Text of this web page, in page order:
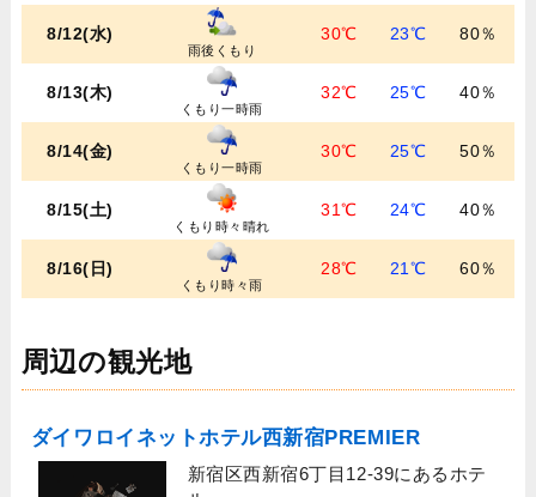
8/12(水)
雨後くもり
30℃ 23℃ 80％
8/13(木)
くもり一時雨
32℃ 25℃ 40％
8/14(金)
くもり一時雨
30℃ 25℃ 50％
8/15(土)
くもり時々晴れ
31℃ 24℃ 40％
8/16(日)
くもり時々雨
28℃ 21℃ 60％
周辺の観光地
ダイワロイネットホテル西新宿PREMIER
新宿区西新宿6丁目12-39にあるホテ